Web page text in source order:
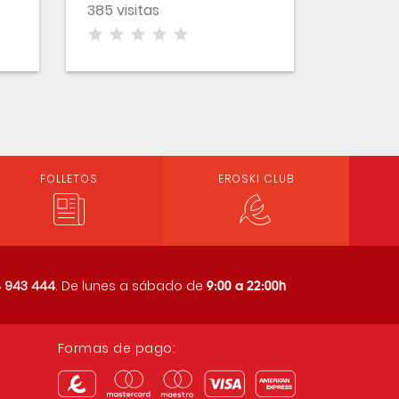
385 visitas
FOLLETOS EROSKI CLUB
943 444. De lunes a sábado de 9:00 a 22:00h
Formas de pago: